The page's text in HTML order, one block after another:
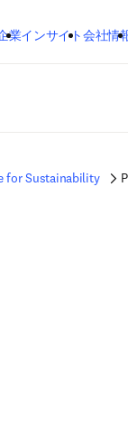
ンテンツにスキップする
業インサイト会社情
for Sustainability